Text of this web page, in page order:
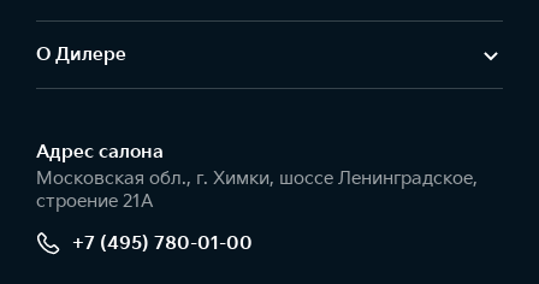
О Дилере
Адрес салонa
Московская обл., г. Химки, шоссе Ленинградское,
строение 21А
+7 (495) 780-01-00